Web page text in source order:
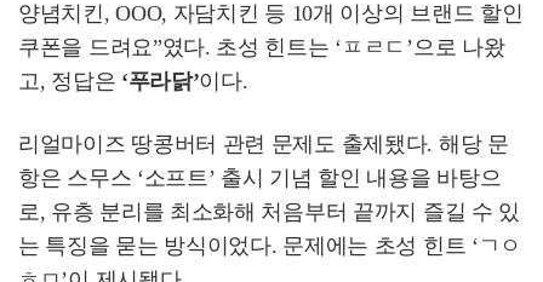
양념치킨, OOO, 자담치킨 등 10개 이상의 브랜드 할인
쿠폰을 드려요”였다. 초성 힌트는 ‘ㅍㄹㄷ’으로 나왔
고, 정답은 ‘푸라닭’이다.
리얼마이즈 땅콩버터 관련 문제도 출제됐다. 해당 문
항은 스무스 ‘소프트’ 출시 기념 할인 내용을 바탕으
로, 유층 분리를 최소화해 처음부터 끝까지 즐길 수 있
는 특징을 묻는 방식이었다. 문제에는 초성 힌트 ‘ㄱㅇ